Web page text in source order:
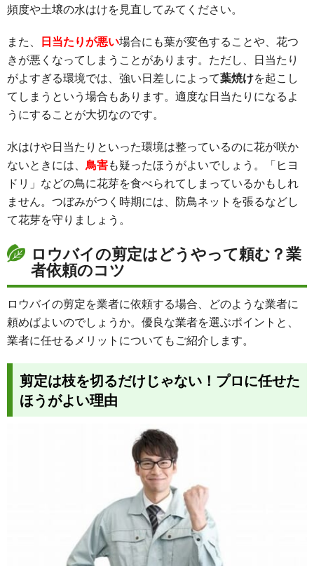
頻度や土壌の水はけを見直してみてください。
また、 日当たりが悪い場合にも葉が変色することや、花つ
きが悪くなってしまうことがあります。ただし、日当たり
がよすぎる環境では、強い日差しによって葉焼けを起こし
てしまうという場合もあります。適度な日当たりになるよ
うにすることが大切なのです。
水はけや日当たりといった環境は整っているのに花が咲か
ないときには、 鳥害も疑ったほうがよいでしょう。「ヒヨ
ドリ」などの鳥に花芽を食べられてしまっているかもしれ
ません。つぼみがつく時期には、防鳥ネットを張るなどし
て花芽を守りましょう。
ロウバイの剪定はどうやって頼む？業
者依頼のコツ
ロウバイの剪定を業者に依頼する場合、どのような業者に
頼めばよいのでしょうか。優良な業者を選ぶポイントと、
業者に任せるメリットについてもご紹介します。
剪定は枝を切るだけじゃない！プロに任せた
ほうがよい理由